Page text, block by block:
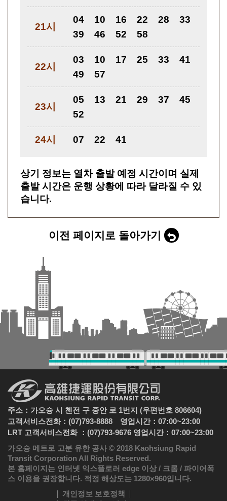
21시
04 10 16 22 28
33
39
46 52 58
22시
03 10 17 25 33
41
49
57
23시
05 13 21 29 37
45
52
24시 07 22 41
상기 정보는 열차 출발 예정 시간이며 실제
출발 시간은 운행 상황에 따라 달라질 수 있
습니다.
이전 페이지로 돌아가기
주소：가오슝 시 첸전 구 중안 로 1번지 (우편번호 806604)
고객서비스전화：(07)793-8888 영업시간：07:00~23:00
LRT 고객서비스전화 ：(07)793-9676 영업시간：07:00~23:00
가오슝 메트로 고분 유한 공사 © 2018 Kaohsiung Rapid
Transit Corporation All Rights Reserved.
본 홈페이지는 인터넷 익스플로러 edge 이상 / 크롬 / 파이어폭
스 이용을 권장합니다. 적정 해상도는 1280×960입니다.
개인정보 보호정책